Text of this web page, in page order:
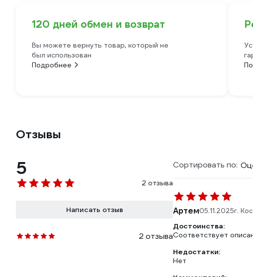
120 дней обмен и возврат
Вы можете вернуть товар, который не
был использован
Подробнее
Отзывы
5
2 отзыва
Написать отзыв
2 отзыва
Сортировать по:
Артем05.11.2025г.
Достоинства:
Соответствует
Недостатки:
Нет